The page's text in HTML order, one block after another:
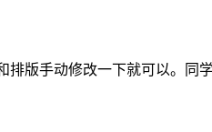
版手动修改一下就可以。同